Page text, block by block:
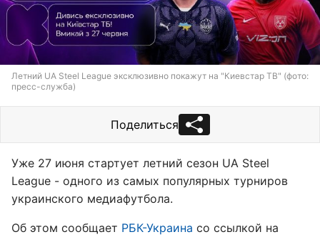
Летний UA Steel League эксклюзивно покажут на "Киевстар ТВ" (фото:
пресс-служба)
Поделиться
Уже 27 июня стартует летний сезон UA Steel
League - одного из самых популярных турниров
украинского медиафутбола.
Об этом сообщает РБК-Украина со ссылкой на